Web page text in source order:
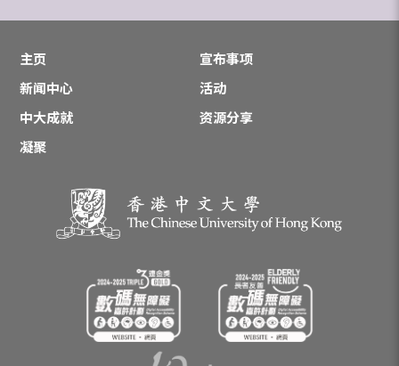
主页
宣布事项
新闻中心
活动
中大成就
资源分享
凝聚